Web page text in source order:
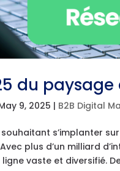
du
9, 2025 | B2B Digital
s’implanter
plus d’un milliard
vaste et diversifié.